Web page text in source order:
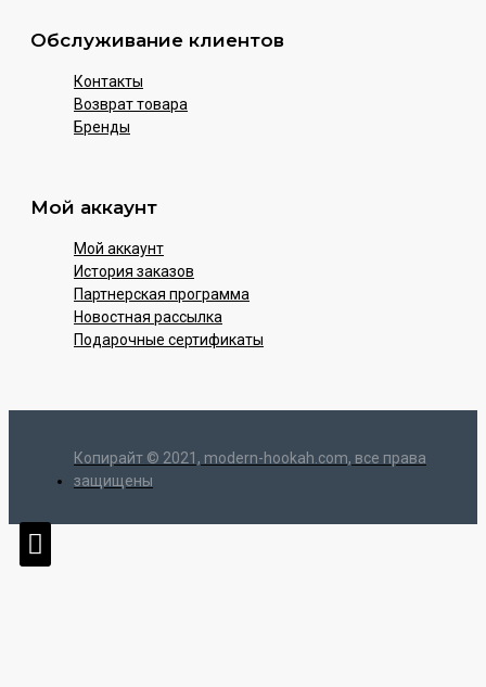
Обслуживание клиентов
Контакты
Возврат товара
Бренды
Мой аккаунт
Мой аккаунт
История заказов
Партнерская программа
Новостная рассылка
Подарочные сертификаты
Копирайт © 2021, modern-hookah.com, все права
защищены